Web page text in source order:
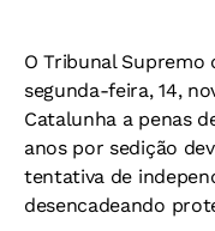
O Tribunal Supremo
segunda-feira, 14,
Catalunha a penas
anos por sedição
tentativa de
desencadeando